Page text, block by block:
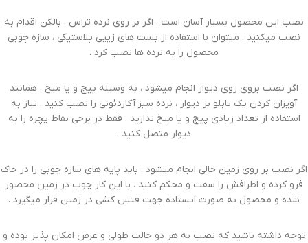
نصب این محصول بسیار آسان است . اگر بر روی نرده تراس ، بالکن اقدام به
نصب میکنید ، میتوان با استفاده از بست های زیپی پلاستیکی ، سازه چوبی
محصول را به نرده ها نصب کرد .
اگر نصب بروی روی دیوار انجام میشود ، به وسیله پیچ و یا میخ ، همانند
آویزان کردن یک تابلو بر دیوار ، نرده سبز آکاردئونی را نصب کنید . نیاز به
استفاده از تعداد زیادی پیچ و یا میخ ندارید . فقط در برخی نقاط پچره را به
دیوار متصل کنید .
اگر نصب بر روی زمین خالی انجام میشود ، باید پایه های سازه چوبی را در خاک
فرو کرده و اطرافش را سفت و محکم کنید . با این کار چوب در زمین محصور
شده و محصول به صورت ایستاده جهت فنس کشی در زمین قرار میگیرد .
توجه داشته باشید که نصب به هر دو حالت طولی و عرض امکان پذیر بوده و